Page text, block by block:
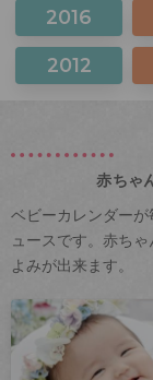
2016
2012
赤ちゃ
ベビーカレンダー
ュースです。赤ち
よみが出来ます。